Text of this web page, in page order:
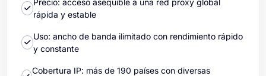
rápida y estable
Uso: ancho de banda ilimitado con rendimiento rápido
y constante
Cobertura IP: más de 190 países con diversas